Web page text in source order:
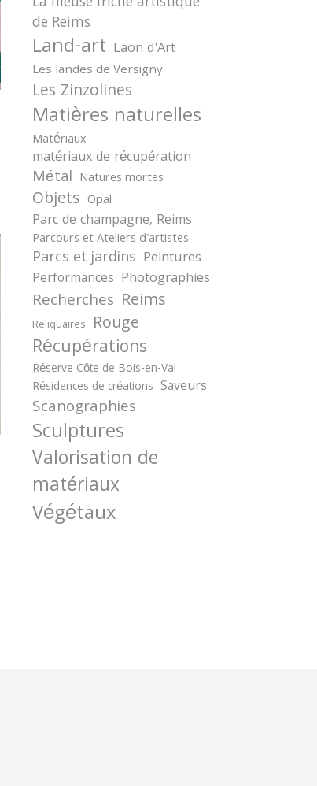
de Reims
Land-art Laon d'Art
Les landes de Versigny
Les Zinzolines
Matières naturelles
Matériaux
matériaux de récupération
Métal Natures mortes
Objets Opal
Parc de champagne, Reims
Parcours et Ateliers d'artistes
Parcs et jardins Peintures
Performances Photographies
Recherches Reims
Reliquaires Rouge
Récupérations
Réserve Côte de Bois-en-Val
Résidences de créations Saveurs
Scanographies
Sculptures
Valorisation de
matériaux
Végétaux